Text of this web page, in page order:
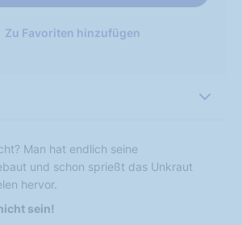
Zu Favoriten hinzufügen
Man hat endlich seine
und schon sprießt das Unkraut
hervor.
sein!